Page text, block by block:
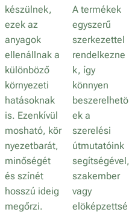
készülnek,
ezek az
anyagok
ellenállnak a
különböző
környezeti
hatásoknak
is. Ezenkívül
mosható, kör
nyezetbarát,
minőségét
és színét
hosszú ideig
megőrzi.
A termékek
egyszerű
szerkezettel
rendelkezne
k, így
könnyen
beszerelhetö
ek a
szerelési
útmutatóink
segítségével,
szakember
vagy
elöképzettsé